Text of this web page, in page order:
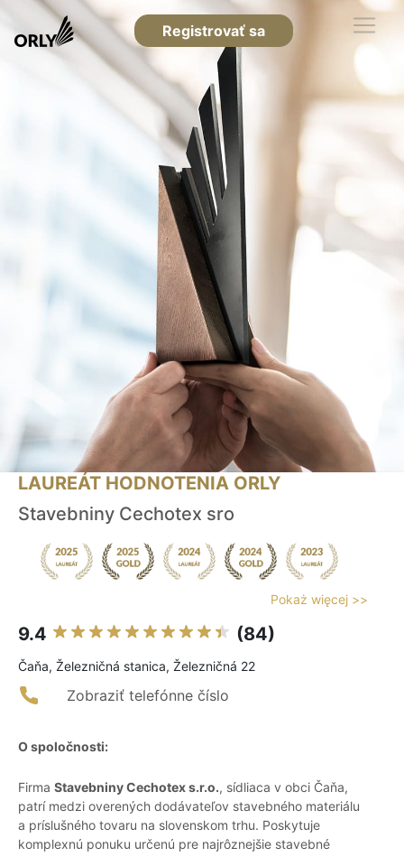
Registrovať sa
LAUREÁT HODNOTENIA ORLY
Stavebniny Cechotex sro
Pokaż więcej >>
9.4 (84)
Čaňa, Železničná stanica, Železničná 22
Zobraziť telefónne číslo
O spoločnosti:
Firma Stavebniny Cechotex s.r.o., sídliaca v obci Čaňa,
patrí medzi overených dodávateľov stavebného materiálu
a príslušného tovaru na slovenskom trhu. Poskytuje
komplexnú ponuku určenú pre najrôznejšie stavebné